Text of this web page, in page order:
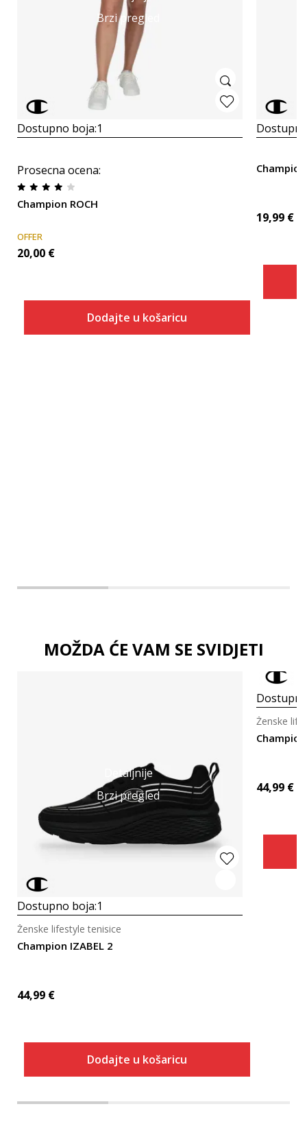
Brzi pregled
Dostupno boja:1
Prosecna ocena:
Champion ROCH
OFFER
20,00 €
Dodajte u košaricu
19,99 €
MOŽDA ĆE VAM SE SVIDJETI
Detaljnije
Brzi pregled
Dostupno boja:1
Champion IZABEL 2
Ženske lifestyle tenisice
44,99 €
Dodajte u košaricu
Ženske
44,99 €